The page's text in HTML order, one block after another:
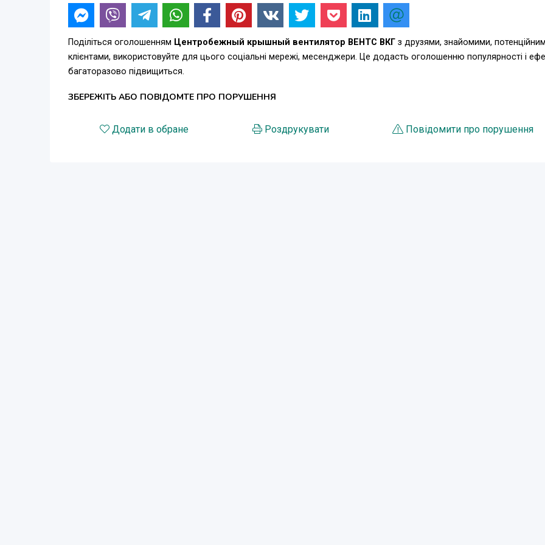
Поділіться оголошенням Центробежный крышный вентилятор ВЕНТС ВКГ з друзями, знайомими,
клієнтами, використовуйте для цього соціальні мережі, месенджери. Це додасть оголошенню популярності і
багаторазово підвищиться.
ЗБЕРЕЖІТЬ АБО ПОВІДОМТЕ ПРО ПОРУШЕННЯ
Додати в обране Роздрукувати Повідомити про порушення